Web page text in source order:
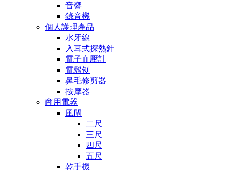
音響
錄音機
個人護理產品
水牙線
入耳式探熱針
電子血壓計
電鬚刨
鼻毛修剪器
按摩器
商用電器
風閘
二尺
三尺
四尺
五尺
乾手機